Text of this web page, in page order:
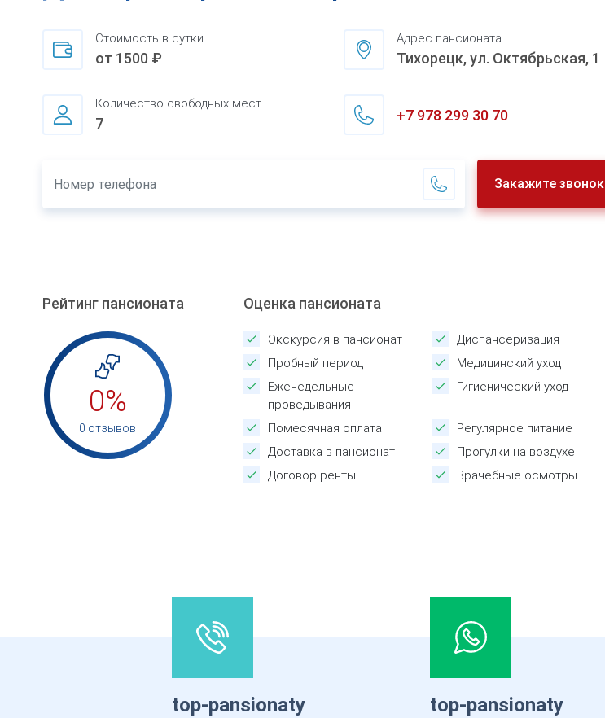
Стоимость в сутки
от 1500 ₽
Адрес пансионата
Тихорецк, ул. Октябрьская, 1
Количество свободных мест
7 +7 978 299 30 70
Закажите звонок
Рейтинг пансионата
0%
0 отзывов
Оценка пансионата
Экскурсия в пансионат
Диспансеризация
Пробный период
Медицинский уход
Еженедельные
проведывания
Гигиенический уход
Помесячная оплата
Регулярное питание
Доставка в пансионат
Прогулки на воздухе
Договор ренты
Врачебные осмотры
top-pansionaty top-pansionaty